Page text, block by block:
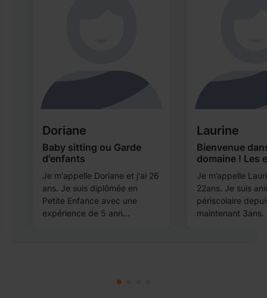
Doriane
Baby sitting ou Garde
d'enfants
Je m'appelle Doriane et j'ai 26
ans. Je suis diplômée en
Petite Enfance avec une
expérience de 5 ann...
Laurine
Bienvenue
domaine ! Les
Je m’appelle
22ans. Je suis
périscolaire
maintenant 3ans.